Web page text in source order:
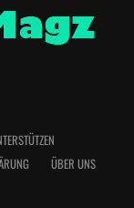
ÜBER UNS